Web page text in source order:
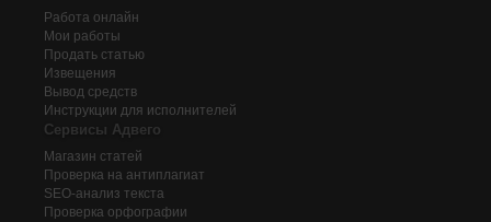
Работа онлайн
Мои работы
Продать статью
Извещения
Вывод средств
Инструкции для исполнителей
Сервисы Адвего
Магазин статей
Проверка на антиплагиат
SEO-анализ текста
Проверка орфографии